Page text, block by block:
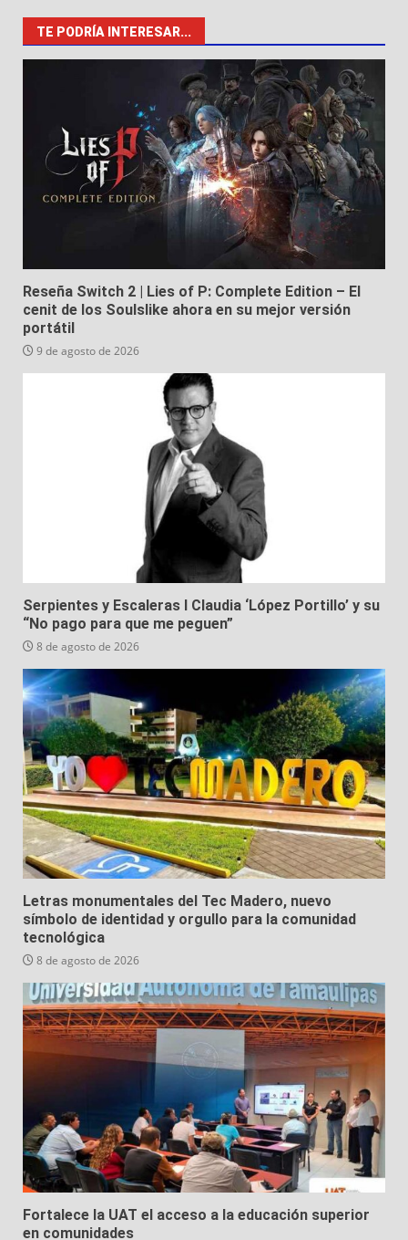
TE PODRÍA INTERESAR...
Reseña Switch 2 | Lies of P: Complete Edition – El
cenit de los Soulslike ahora en su mejor versión
portátil
9 de agosto de 2026
Serpientes y Escaleras I Claudia ‘López Portillo’ y su
“No pago para que me peguen”
8 de agosto de 2026
Letras monumentales del Tec Madero, nuevo
símbolo de identidad y orgullo para la comunidad
tecnológica
8 de agosto de 2026
Fortalece la UAT el acceso a la educación superior
en comunidades